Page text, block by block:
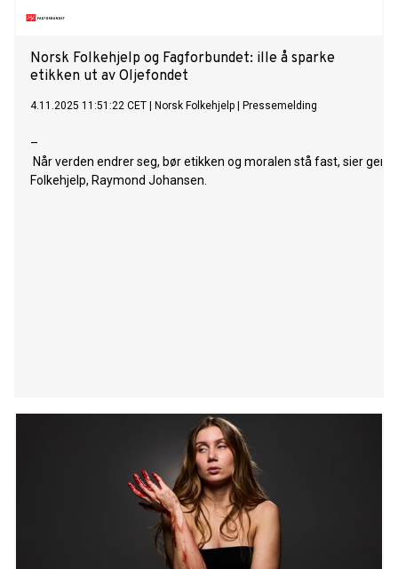
Norsk Folkehjelp og Fagforbundet: ille å sparke
etikken ut av Oljefondet
4.11.2025 11:51:22 CET Norsk Folkehjelp Pressemelding
–
Når verden endrer seg, bør etikken og moralen stå fast, sier
Folkehjelp, Raymond Johansen.